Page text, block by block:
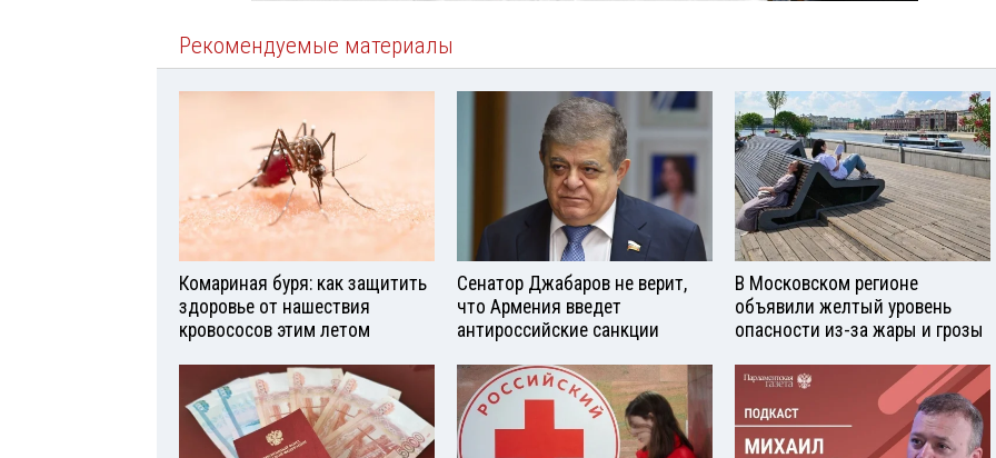
Рекомендуемые материалы
Комариная буря: как защитить
здоровье от нашествия
кровососов этим летом
Сенатор Джабаров не верит,
что Армения введет
антироссийские санкции
В Московском регионе
объявили желтый уровень
опасности из-за жары и грозы